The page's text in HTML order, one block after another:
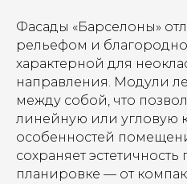
Фасады «Барселоны»
рельефом и
характерной для
направления. Модули
между собой, что
линейную или угловую
особенностей
сохраняет
планировке — от